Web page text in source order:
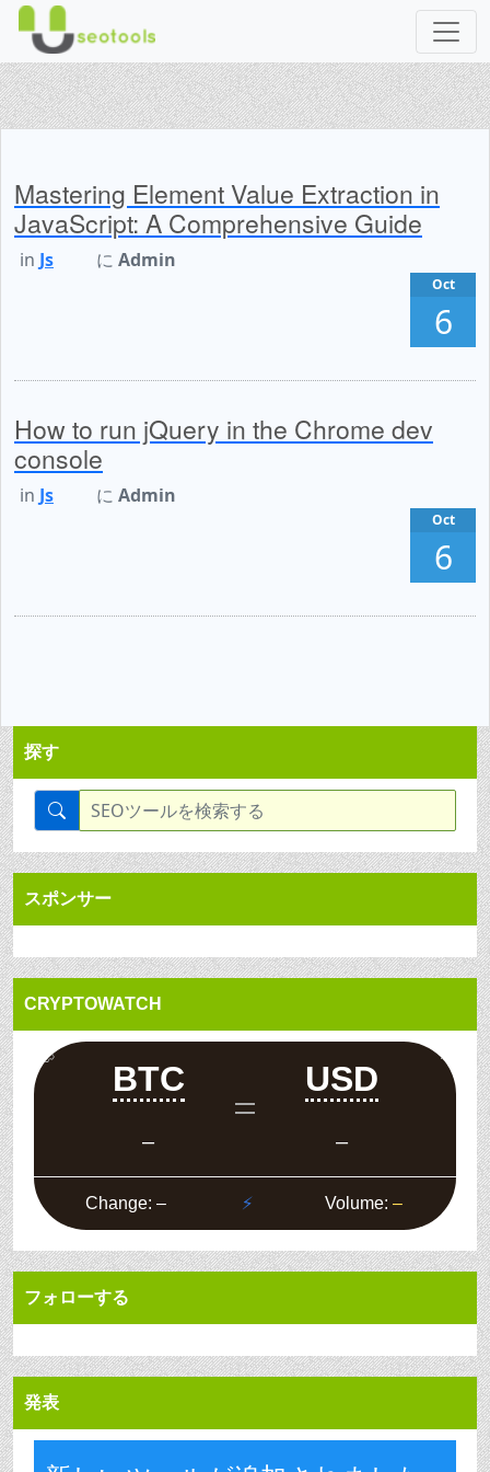
Mastering Element Value Extraction in
JavaScript: A Comprehensive Guide
in Js に Admin
Oct
6
How to run jQuery in the Chrome dev
console
in Js に Admin
Oct
6
探す
スポンサー
CRYPTOWATCH
フォローする
発表